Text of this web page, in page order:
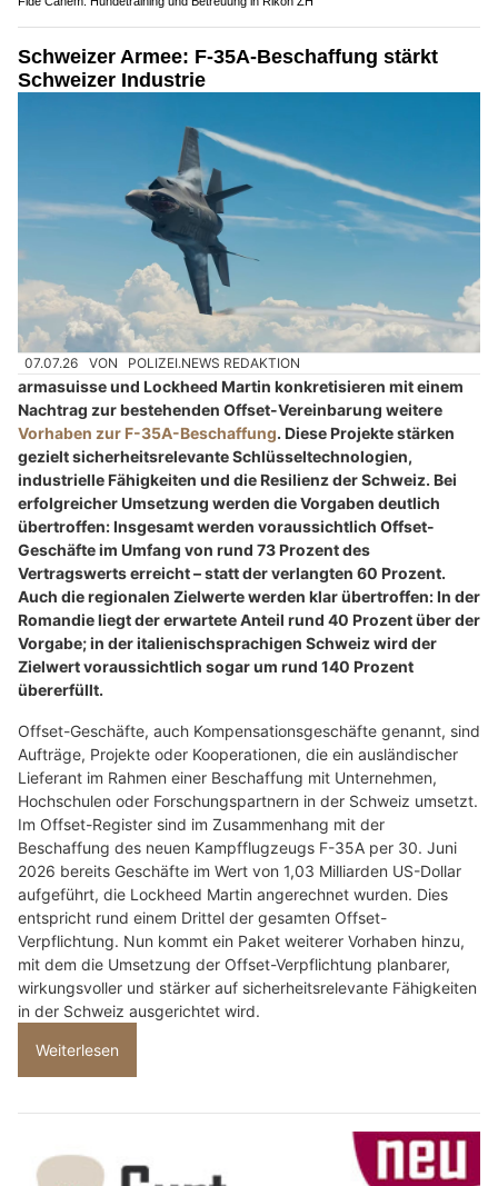
Schweizer Armee: F-35A-Beschaffung stärkt
Schweizer Industrie
07.07.26 VON POLIZEI.NEWS REDAKTION
armasuisse und Lockheed Martin konkretisieren mit einem
Nachtrag zur bestehenden Offset-Vereinbarung weitere
Vorhaben zur F-35A-Beschaffung. Diese Projekte stärken
gezielt sicherheitsrelevante Schlüsseltechnologien,
industrielle Fähigkeiten und die Resilienz der Schweiz. Bei
erfolgreicher Umsetzung werden die Vorgaben deutlich
übertroffen: Insgesamt werden voraussichtlich Offset-
Geschäfte im Umfang von rund 73 Prozent des
Vertragswerts erreicht – statt der verlangten 60 Prozent.
Auch die regionalen Zielwerte werden klar übertroffen: In der
Romandie liegt der erwartete Anteil rund 40 Prozent über der
Vorgabe; in der italienischsprachigen Schweiz wird der
Zielwert voraussichtlich sogar um rund 140 Prozent
übererfüllt.
Offset-Geschäfte, auch Kompensationsgeschäfte genannt, sind
Aufträge, Projekte oder Kooperationen, die ein ausländischer
Lieferant im Rahmen einer Beschaffung mit Unternehmen,
Hochschulen oder Forschungspartnern in der Schweiz umsetzt.
Im Offset-Register sind im Zusammenhang mit der
Beschaffung des neuen Kampfflugzeugs F-35A per 30. Juni
2026 bereits Geschäfte im Wert von 1,03 Milliarden US-Dollar
aufgeführt, die Lockheed Martin angerechnet wurden. Dies
entspricht rund einem Drittel der gesamten Offset-
Verpflichtung. Nun kommt ein Paket weiterer Vorhaben hinzu,
mit dem die Umsetzung der Offset-Verpflichtung planbarer,
wirkungsvoller und stärker auf sicherheitsrelevante Fähigkeiten
in der Schweiz ausgerichtet wird.
Weiterlesen